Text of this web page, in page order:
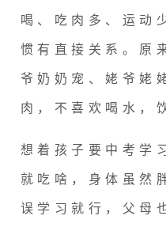
喝、吃肉多、运动
惯有直接关系。 原
爷奶奶宠、姥爷姥
肉，不喜欢喝水，
想着孩子要中考学
就吃啥，身体虽然
误学习就行，父母